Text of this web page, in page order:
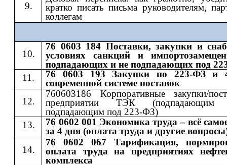
кратко писать письма руководителям,
коллегам
76 0603 184 Поставки, закупки и
условиях санкций и
подпадающих и не подпадающих под
76 0603 193 Закупки по 223-ФЗ и
современной системе поставок
760603186 Корпоративные закупки/
предприятии ТЭК
подпадающим под 223-ФЗ)
76 0602 001 Экономика труда – всё
за 4 дня (оплата труда и другие
76 0602 067 Тарификация,
оплата труда на предприятиях
комплекса